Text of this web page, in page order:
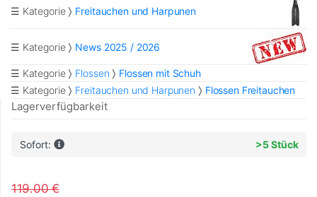
☰ Kategorie Freitauchen und Harpunen
☰ Kategorie News 2025 / 2026
☰ Kategorie Flossen
Flossen mit Schuh
☰ Kategorie
Freitauchen und Harpunen Flossen Freitauchen
Lagerverfügbarkeit
Sofort: >5 Stück
119.00 €